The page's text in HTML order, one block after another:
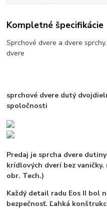
Kompletné špecifikácie
Sprchové dvere a dvere
dvere
sprchové dvere dutý
spoločnosti
Predaj je sprcha dvere
krídlových dverí bez vaničky.
obr. Tech.)
Každý detail radu Eos II bol
bezpečnosť. Ľahká